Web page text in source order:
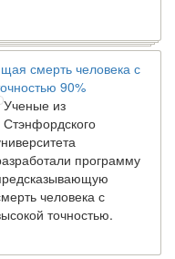
смерть человека с
90%
Ученые из
Стэнфордского
университета
программу
человека с
точностью.